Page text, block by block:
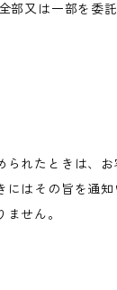
部又は一部を委
れたときは、
はその旨を通
せん。